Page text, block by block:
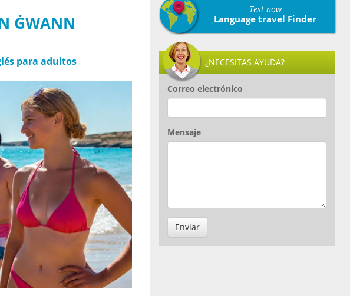
ĠWANN
para adultos
Test now
Language travel Finder
¿NECESITAS AYUDA?
Correo electrónico
Mensaje
Enviar